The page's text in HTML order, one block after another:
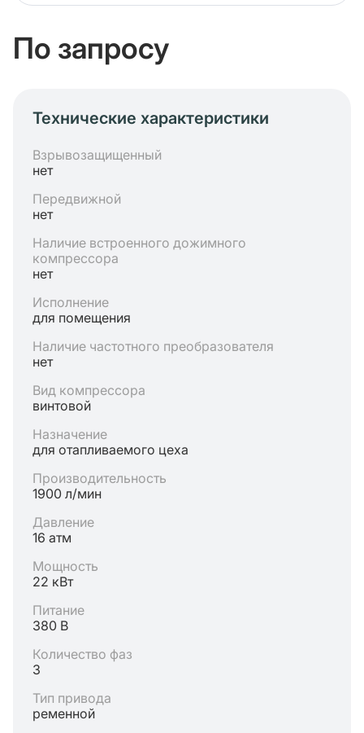
По запросу
Технические характеристики
Взрывозащищенный
нет
Передвижной
нет
Наличие встроенного дожимного
компрессора
нет
Исполнение
для помещения
Наличие частотного преобразователя
нет
Вид компрессора
винтовой
Назначение
для отапливаемого цеха
Производительность
1900 л/мин
Давление
16 атм
Мощность
22 кВт
Питание
380 В
Количество фаз
3
Тип привода
ременной